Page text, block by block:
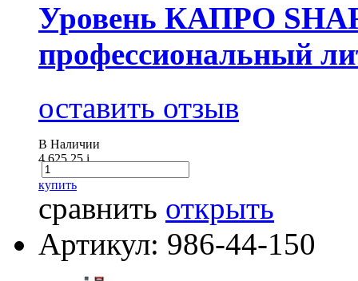
Уровень КАПРО
профессиональный
оставить отзыв
В Наличии
4 625.25i
купить
сравнить открыть
Артикул: 986-44-150